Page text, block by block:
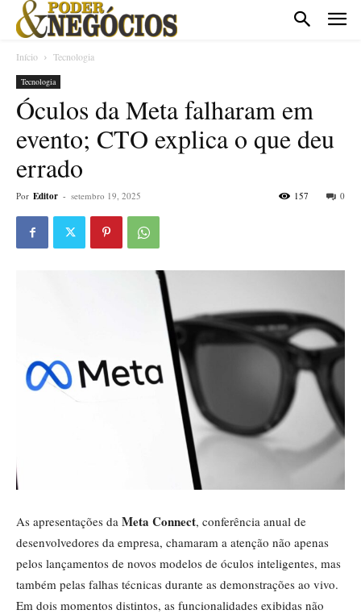
Início Tecnologia
Tecnologia
Óculos da Meta falharam em
evento; CTO explica o que deu
errado
Por Editor - setembro 19, 2025 0
157
As apresentações da Meta Connect, conferência anual de
desenvolvedores da empresa, chamaram a atenção não apenas
pelos lançamentos de novos modelos de óculos inteligentes, mas
também pelas falhas técnicas durante as demonstrações ao vivo.
Em dois momentos distintos, as funcionalidades exibidas não